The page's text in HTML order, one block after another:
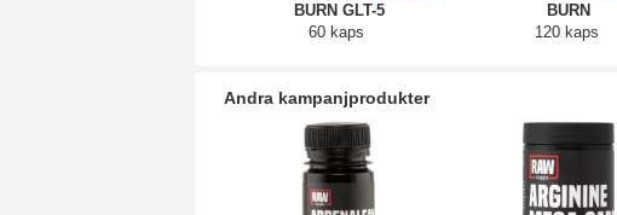
BURN GLT-5
60 kaps
BURN
120 kaps
Andra kampanjprodukter